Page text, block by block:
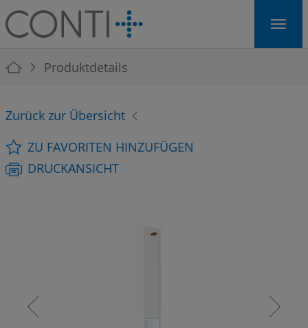
Skip to main navigation
Skip to main content
Skip to page footer
You are here:
Produktdetails
Zurück zur Übersicht
ZU FAVORITEN HINZUFÜGEN
DRUCKANSICHT